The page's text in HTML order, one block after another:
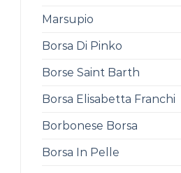
Marsupio
Borsa Di Pinko
Borse Saint Barth
Borsa Elisabetta Franchi
Borbonese Borsa
Borsa In Pelle